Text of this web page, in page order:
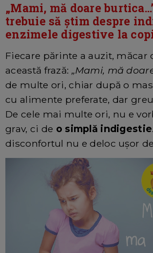
„Mami, mă doare
trebuie să știm despre
enzimele digestive la
Fiecare părinte a auzit, măcar
această frază: „Mami, mă
de multe ori, chiar după o
cu alimente preferate, dar
De cele mai multe ori, nu e
grav, ci de o simplă indigestie
disconfortul nu e deloc ușor